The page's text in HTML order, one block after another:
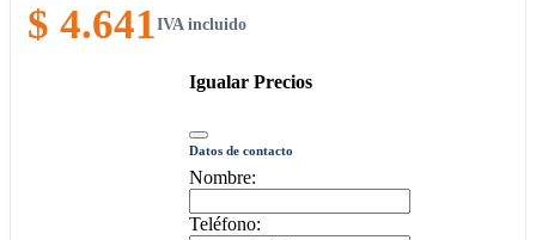
$ 4.641IVA incluido
Igualar Precios
Datos de contacto
Nombre:
Teléfono: